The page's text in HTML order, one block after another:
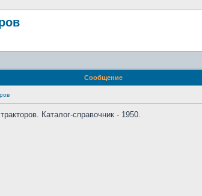
Сообщение
Каталог-справочник - 1950.